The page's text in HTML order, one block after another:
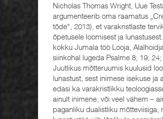
Nicholas Thomas Wright, Uue
argumenteerib oma raamatus
tõde“, 2013), et varakristlaste
õpetusele loomisest ja
kokku Jumala töö Looja,
siinkohal lugeda Psalme 8; 19; 24;
Juutlikus mõtteruumis kuulusid
lunastust, sest inimese isekuse
edasi ka varakristlikku
ainult inimene, või veel vähem –
paganliku dualistliku